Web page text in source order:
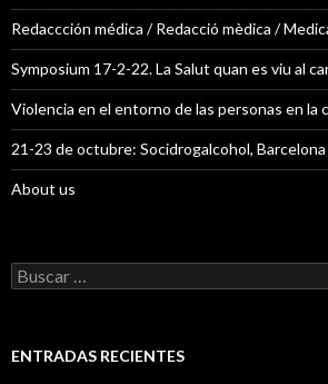
Redaccción médica / Redacció mèdica /
Symposium 17-2-22. La Salut quan es viu al
Violencia en el entorno de las personas en la
21-23 de octubre: Socidrogalcohol, Barcelona
About us
B
u
a
ENTRADAS RECIENTES